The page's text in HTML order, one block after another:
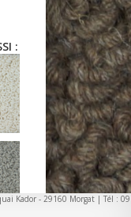
:
Kador - 29160 Morgat | Tél : 09